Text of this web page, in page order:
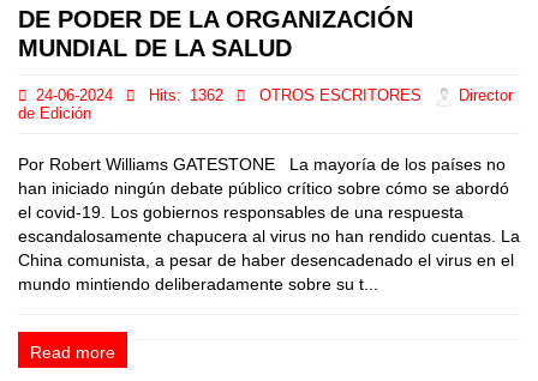
DE PODER DE LA ORGANIZACIÓN
MUNDIAL DE LA SALUD
24-06-2024 Hits: 1362 OTROS ESCRITORES
Director
de Edición
Por Robert Williams GATESTONE La mayoría de los países no
han iniciado ningún debate público crítico sobre cómo se abordó
el covid-19. Los gobiernos responsables de una respuesta
escandalosamente chapucera al virus no han rendido cuentas. La
China comunista, a pesar de haber desencadenado el virus en el
mundo mintiendo deliberadamente sobre su t...
Read more